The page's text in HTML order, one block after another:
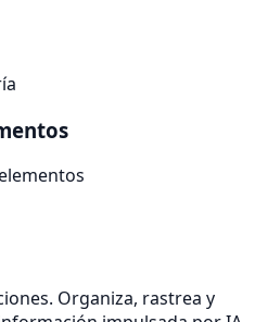
Organiza, rastrea y